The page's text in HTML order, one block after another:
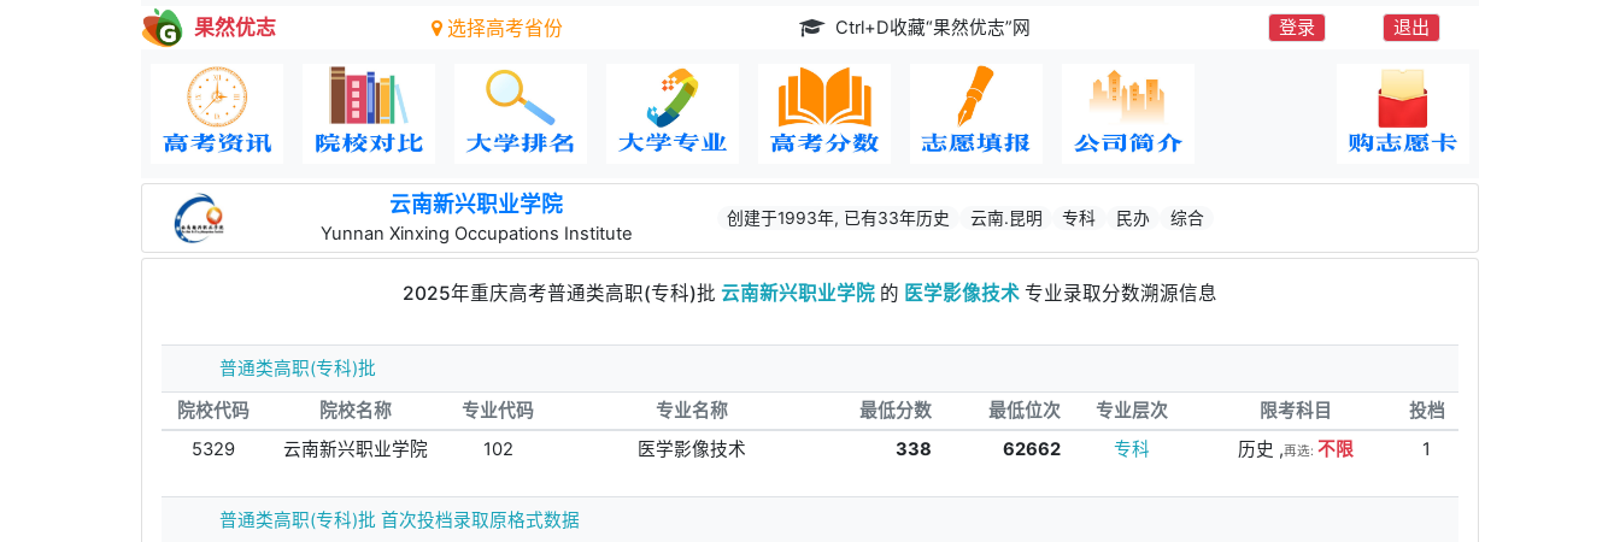
果然优志 选择高考省份 Ctrl+D收藏“果然优志”网 登录 退出
云南新兴职业学院
Yunnan Xinxing Occupations Institute
创建于1993年, 已有33年历史 云南.昆明 专科 民办 综合
2025年重庆高考普通类高职(专科)批 云南新兴职业学院 的 医学影像技术 专业录取分数溯源信息
普通类高职(专科)批
院校代码
院校名称 专业代码 专业名称 最低分数 最低位次 专业层次 限考科目
投档
5329
云南新兴职业学院 102 医学影像技术 338 62662 专科 历史 ,再选: 不限 1
普通类高职(专科)批 首次投档录取原格式数据